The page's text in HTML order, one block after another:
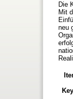
Die
Mit
neu